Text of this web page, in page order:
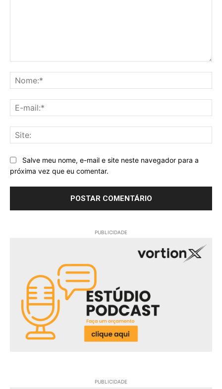
Salve meu nome, e-mail e site neste navegador para a
próxima vez que eu comentar.
PUBLICIDADE
PUBLICIDADE